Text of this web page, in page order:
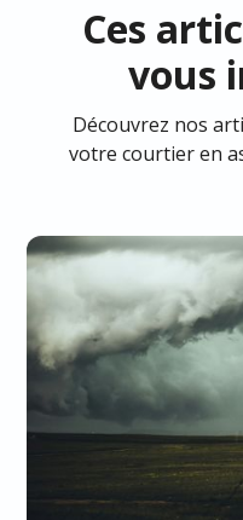
Ces
vous
Découvrez nos
votre courtier en